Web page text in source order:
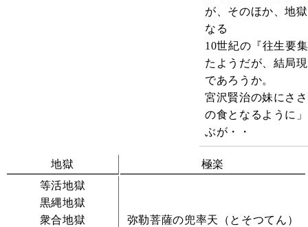
が、そのほか、地
なる
10世紀の『往生要
たようだが、結局
であろうか。
宮沢賢治の妹にさ
の食となるように
ぶが・・
地獄
極楽
等活地獄
黒縄地獄
衆合地獄
弥勒菩薩の兜率天（とそつてん）